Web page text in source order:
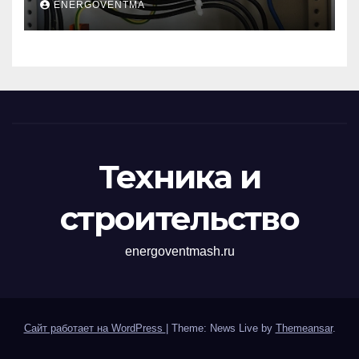
импульсных
перенапряжений
ENERGOVENTMA
Техника и
строительство
energoventmash.ru
Сайт работает на WordPress Theme: News Live by Themeansar.